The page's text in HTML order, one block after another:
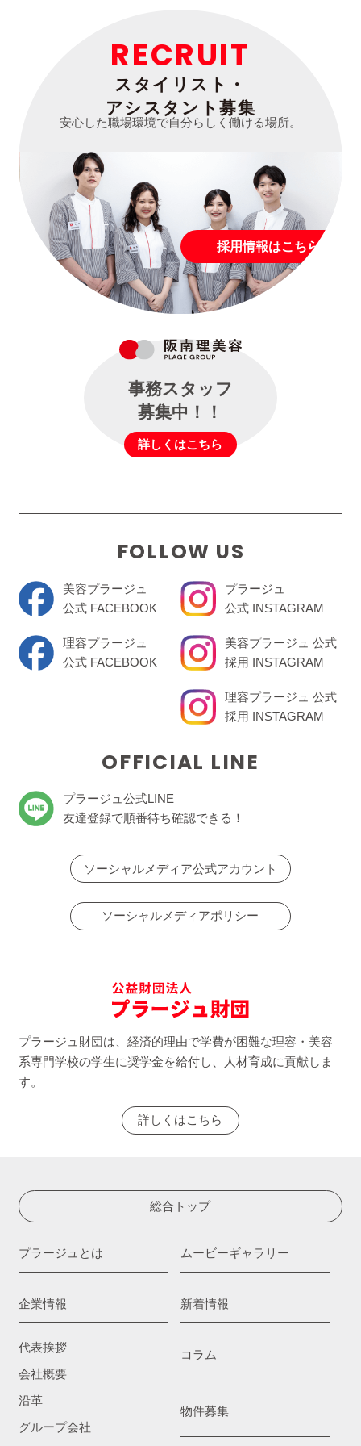
RECRUIT
スタイリスト・
アシスタント募集
安心した職場環境で自分らしく働ける場所。
採用情報はこちら
事務スタッフ
募集中！！
詳しくはこちら
FOLLOW US
美容プラージュ
公式 FACEBOOK
理容プラージュ
公式 FACEBOOK
プラージュ
公式 INSTAGRAM
美容プラージュ 公式
採用 INSTAGRAM
理容プラージュ 公式
採用 INSTAGRAM
OFFICIAL LINE
プラージュ公式LINE
友達登録で順番待ち確認できる！
ソーシャルメディア公式アカウント
ソーシャルメディアポリシー
プラージュ財団は、経済的理由で学費が困難な理容・美容
系専門学校の学生に奨学金を給付し、人材育成に貢献しま
す。
詳しくはこちら
総合トップ
プラージュとは
企業情報
代表挨拶
会社概要
沿革
グループ会社
ムービーギャラリー
新着情報
コラム
物件募集